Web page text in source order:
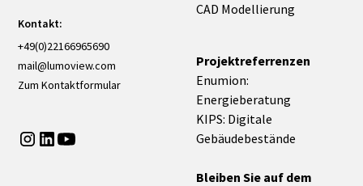
Kontakt:
+49(0)22166965690
mail@lumoview.com
Zum Kontaktformular
CAD Modellierung
Projektreferrenzen
Enumion:
Energieberatung
KIPS: Digitale
Gebäudebestände
Bleiben Sie auf dem